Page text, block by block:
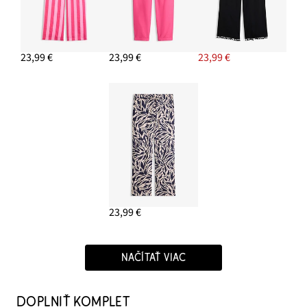
23,99 € 23,99 € 23,99 €
23,99 €
NAČÍTAŤ VIAC
DOPLNIŤ KOMPLET